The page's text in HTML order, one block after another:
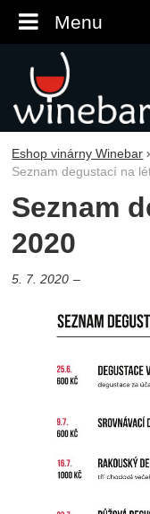
Menu
Eshop vinárny Winebar
Seznam degustací na
Seznam
2020
5. 7. 2020